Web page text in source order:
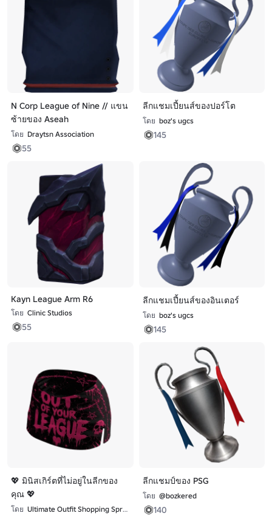
N Corp League of Nine // แขน
ซ้ายของ Aseah
โดย Draytsn Association
55
ลีกแชมเปี้ยนส์ของปอร์โต
โดย boz's ugcs
145
Kayn League Arm R6
โดย Clinic Studios
55
ลีกแชมเปี้ยนส์ของอินเตอร์
โดย boz's ugcs
145
💖 มินิสเกิร์ตที่ไม่อยู่ในลีกของ
คุณ 💖
โดย Ultimate Outfit Shopping Spree
ลีกแชมป์ของ PSG
โดย @bozkered
140